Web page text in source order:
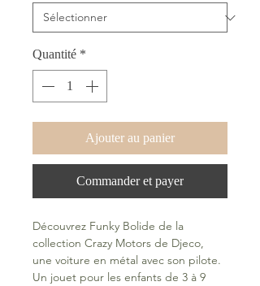
Quantité *
Ajouter au panier
Commander et payer
Découvrez Funky Bolide de la
collection Crazy Motors de Djeco,
une voiture en métal avec son pilote.
Un jouet pour les enfants de 3 à 9